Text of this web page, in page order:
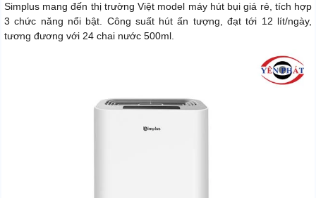
Simplus mang đến thị trường Việt model máy hút bụi giá rẻ, tích hợp
3 chức năng nổi bật. Công suất hút ấn tượng, đạt tới 12 lít/ngày,
tương đương với 24 chai nước 500ml.